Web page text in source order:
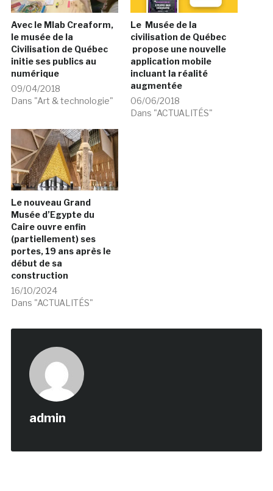
Avec le Mlab Creaform,
le musée de la
Civilisation de Québec
initie ses publics au
numérique
09/04/2018
Dans "Art & technologie"
Le Musée de la
civilisation de Québec
propose une nouvelle
application mobile
incluant la réalité
augmentée
06/06/2018
Dans "ACTUALITÉS"
Le nouveau Grand
Musée d’Egypte du
Caire ouvre enfin
(partiellement) ses
portes, 19 ans après le
début de sa
construction
16/10/2024
Dans "ACTUALITÉS"
admin